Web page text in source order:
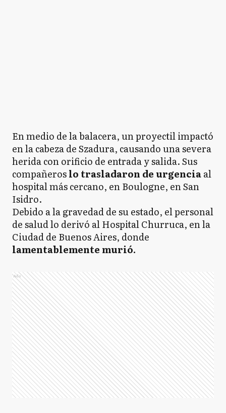
En medio de la balacera, un proyectil impactó
en la cabeza de Szadura, causando una severa
herida con orificio de entrada y salida. Sus
compañeroslo trasladaron de urgenciaal
hospital más cercano, en Boulogne, en San
Isidro.
Debido a la gravedad de su estado, el personal
de salud lo derivó al Hospital Churruca, en la
Ciudad de Buenos Aires, donde
lamentablemente murió.
Ads